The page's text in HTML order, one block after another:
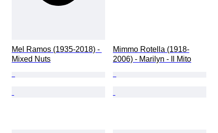
Mel Ramos (1935-2018) -
Mixed Nuts
Mimmo Rotella (1918-
2006) - Marilyn - Il Mito